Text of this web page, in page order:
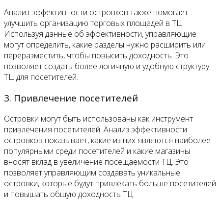
Анализ эффективности островков также помогает
улучшить организацию торговых площадей в ТЦ.
Используя данные об эффективности, управляющие
могут определить, какие разделы нужно расширить или
переразместить, чтобы повысить доходность. Это
позволяет создать более логичную и удобную структуру
ТЦ для посетителей.
3. Привлечение посетителей
Островки могут быть использованы как инструмент
привлечения посетителей. Анализ эффективности
островков показывает, какие из них являются наиболее
популярными среди посетителей и какие магазины
вносят вклад в увеличение посещаемости ТЦ. Это
позволяет управляющим создавать уникальные
островки, которые будут привлекать больше посетителей
и повышать общую доходность ТЦ.